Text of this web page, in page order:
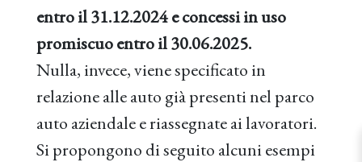
entro il 31.12.2024 e concessi in uso
promiscuo entro il 30.06.2025.
Nulla, invece, viene specificato in
relazione alle auto già presenti nel parco
auto aziendale e riassegnate ai lavoratori.
Si propongono di seguito alcuni esempi